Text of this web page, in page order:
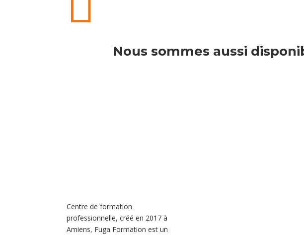
Nous sommes aussi
Centre de formation
professionnelle, créé en 2017 à
Amiens, Fuga Formation est un